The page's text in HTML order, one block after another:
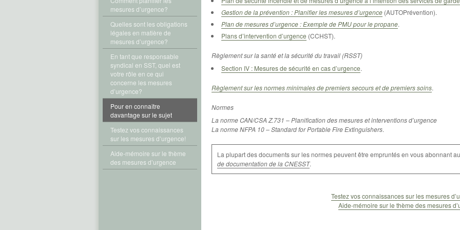
mesures d’urgence?
Quelles sont les obligations
légales en matière de
mesures d’urgence?
En tant que responsable
syndical en SST, quel est
votre rôle en ce qui
concerne les mesures
d’urgence?
Pour en connaître
davantage sur le sujet
Testez vos connaissances
sur les mesures d’urgence!
Aide-mémoire sur le thème
des mesures d’urgence
Gestion de la prévention : Planifier les mesures d’urgence (AUTOPrévention).
Plan de mesures d’urgence : Exemple de PMU pour le propane.
Plans d’intervention d’urgence (CCHST).
Règlement sur la santé et la sécurité du travail (RSST)
Section IV : Mesures de sécurité en cas d’urgence.
Règlement sur les normes minimales de premiers secours et de premiers soins.
Normes
La norme CAN/CSA Z.731 – Planification des mesures et interventions d’urgence
La norme NFPA 10 – Standard for Portable Fire Extinguishers.
La plupart des documents sur les normes peuvent être empruntés en vous abonnant au
de documentation de la CNESST.
Testez vos connaissances sur les mesures
Aide-mémoire sur le thème des mesures